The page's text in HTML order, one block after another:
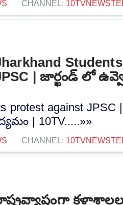
CHANNEL:
| జార్ఖండ్ లో
protest against
| 10TV.....»»
CHANNEL:
కళాశాలల